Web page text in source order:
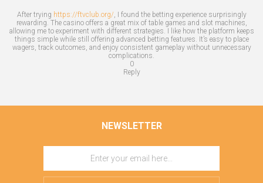
After trying https://ftvclub.org/, I found the betting experience surprisingly
rewarding. The casino offers a great mix of table games and slot machines,
allowing me to experiment with different strategies. I like how the platform keeps
things simple while still offering advanced betting features. It’s easy to place
wagers, track outcomes, and enjoy consistent gameplay without unnecessary
complications.
0
Reply
NEWSLETTER